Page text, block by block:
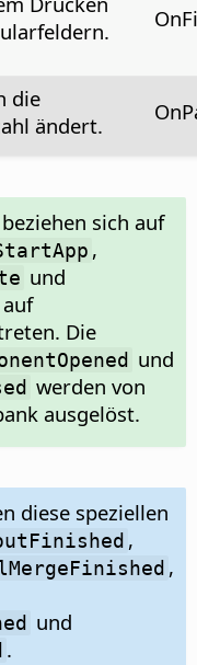
die
ändert.
sich auf
,
und
Die
und
werden von
ausgelöst.
diese speziellen
,
,
und
.